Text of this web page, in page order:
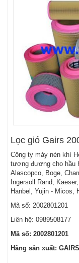
Lọc gió Gairs
Công ty máy nén khí
tương đương cho hầu
Alascopco, Boge,
Ingersoll Rand,
Hanbel, Yujin - Micos,
Mã số: 2002801201
Liên hệ: 0989508177
Mã số: 2002801201
Hãng sản xuất: GAIRS